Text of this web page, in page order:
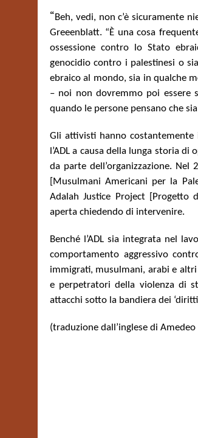
“Beh, vedi, non c’è sicuramente
Greeenblatt. “È una cosa
ossessione contro lo Stato
genocidio contro i palestinesi o
ebraico al mondo, sia in qualche
– noi non dovremmo poi essere
quando le persone pensano che
Gli attivisti hanno
l’ADL a causa della lunga storia
da parte dell’organizzazione.
[Musulmani Americani per la
Adalah Justice Project [Progetto
aperta chiedendo di intervenire.
Benché l’ADL sia integrata nel
comportamento aggressivo
immigrati, musulmani, arabi e
e perpetratori della violenza di
attacchi sotto la bandiera dei ‘diritti
(traduzione dall’inglese di Amedeo